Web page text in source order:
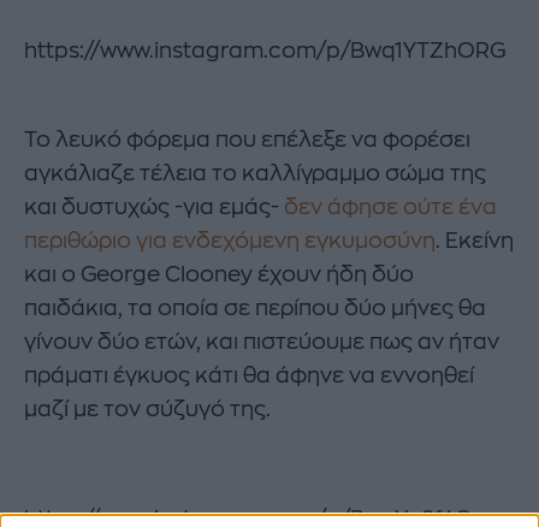
https://www.instagram.com/p/Bwq1YTZhORG
Το λευκό φόρεμα που επέλεξε να φορέσει
αγκάλιαζε τέλεια το καλλίγραμμο σώμα της
και δυστυχώς -για εμάς- δεν άφησε ούτε ένα
περιθώριο για ενδεχόμενη εγκυμοσύνη. Εκείνη
και ο George Clooney έχουν ήδη δύο
παιδάκια, τα οποία σε περίπου δύο μήνες θα
γίνουν δύο ετών, και πιστεύουμε πως αν ήταν
πράματι έγκυος κάτι θα άφηνε να εννοηθεί
μαζί με τον σύζυγό της.
https://www.instagram.com/p/BwqX_2fAOxx